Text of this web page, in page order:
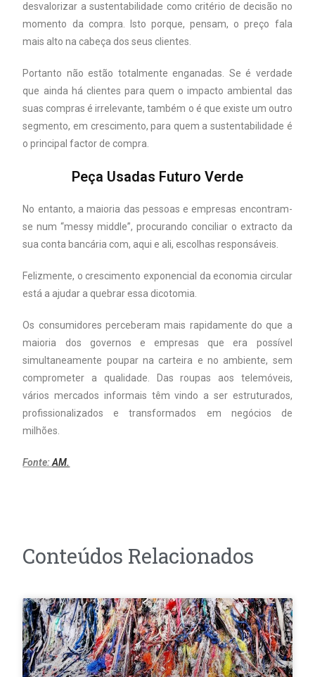
desvalorizar a sustentabilidade como critério de decisão no
momento da compra. Isto porque, pensam, o preço fala
mais alto na cabeça dos seus clientes.
Portanto não estão totalmente enganadas. Se é verdade
que ainda há clientes para quem o impacto ambiental das
suas compras é irrelevante, também o é que existe um outro
segmento, em crescimento, para quem a sustentabilidade é
o principal factor de compra.
Peça Usadas Futuro Verde
No entanto, a maioria das pessoas e empresas encontram-
se num “messy middle”, procurando conciliar o extracto da
sua conta bancária com, aqui e ali, escolhas responsáveis.
Felizmente, o crescimento exponencial da economia circular
está a ajudar a quebrar essa dicotomia.
Os consumidores perceberam mais rapidamente do que a
maioria dos governos e empresas que era possível
simultaneamente poupar na carteira e no ambiente, sem
comprometer a qualidade. Das roupas aos telemóveis,
vários mercados informais têm vindo a ser estruturados,
profissionalizados e transformados em negócios de
milhões.
Fonte:AM.
Conteúdos Relacionados